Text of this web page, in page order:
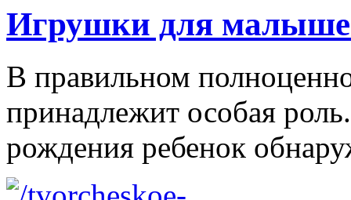
Игрушки для
В правильном
принадлежит особая
рождения ребенок